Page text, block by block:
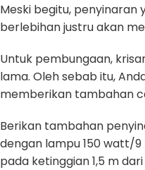
Meski begitu, penyinaran
berlebihan justru akan
Untuk pembungaan,
lama. Oleh sebab itu,
memberikan tambahan
Berikan tambahan
dengan lampu 150 watt/9
pada ketinggian 1,5 m